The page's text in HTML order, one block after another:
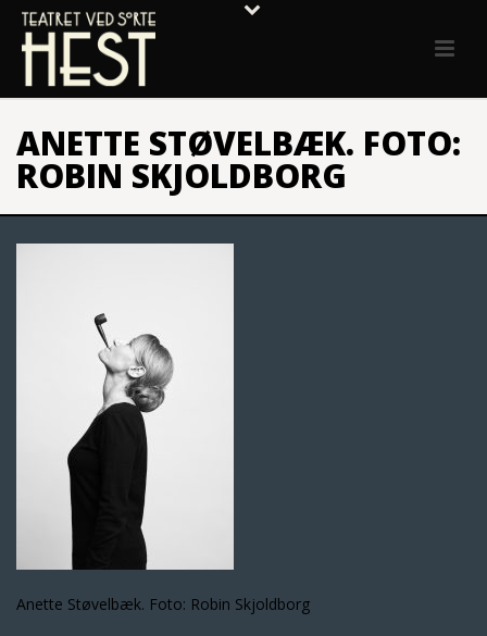
ANETTE STØVELBÆK. FOTO:
ROBIN SKJOLDBORG
Anette Støvelbæk. Foto: Robin Skjoldborg